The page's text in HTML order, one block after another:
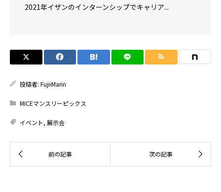
2021年イザンのインターンシップでキャリア...
投稿者: FujiiMarin
MICEマンスリーピックス
イベント, 展示会